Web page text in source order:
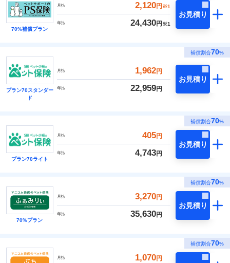
70%補償プラン
月払 2,120円 ※1
年払 24,430円 ※1
お見積り
補償割合70%
プラン70スタンダー
ド
月払 1,962円
年払 22,959円
お見積り
補償割合70%
プラン70ライト
月払 405円
年払 4,743円
お見積り
補償割合70%
70%プラン
月払 3,270円
年払 35,630円
お見積り
補償割合70%
月払 1,070円